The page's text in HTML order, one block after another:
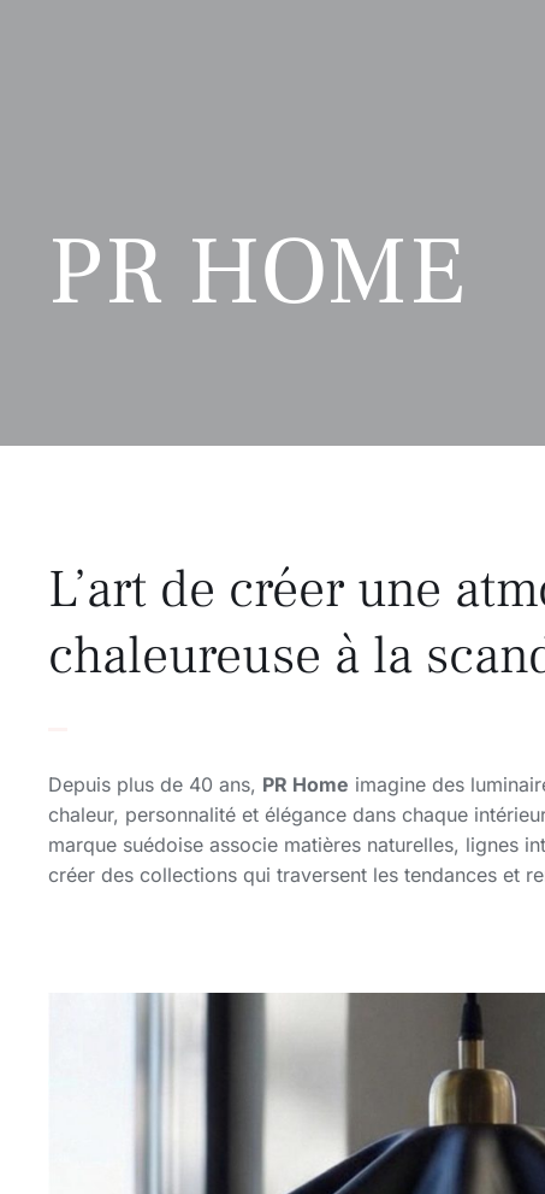
PR HOME
L’art de créer une
chaleureuse à la
Depuis plus de 40 ans, PR Home imagine des
chaleur, personnalité et élégance dans chaque
marque suédoise associe matières naturelles, lignes
créer des collections qui traversent les tendances et